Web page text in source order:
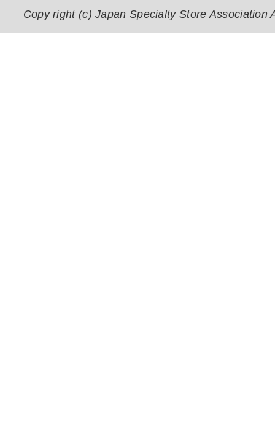
Copy right (c) Japan Specialty Store Association